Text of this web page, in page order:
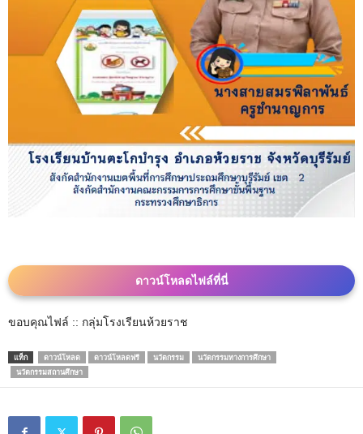
ดาวน์โหลดไฟล์ที่นี่
ขอบคุณไฟล์ :: กลุ่มโรงเรียนห้วยราช
แท็ก ดาวน์โหลด ดาวน์โหลดฟรี นวัตกรรม
นวัตกรรมทางการศึกษา
นวัตกรรมสถานศึกษา